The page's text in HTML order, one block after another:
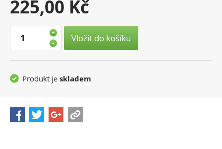
Vaše
cena:
225,00 Kč
Vložit do košíku
Produkt je skladem